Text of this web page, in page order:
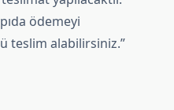
ödemeyi
teslim alabilirsiniz.”